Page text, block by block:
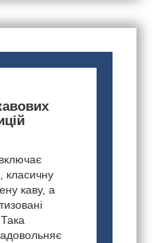
класичну
каву, а